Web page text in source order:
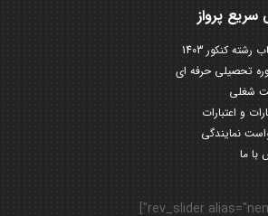
پرواز
رشته کنکور 1403
تحصیلی حرفه ای
شغلی
و اعتبارات
نمایندگی
با ما